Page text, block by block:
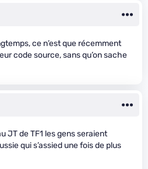
ce n’est que récemment
code source, sans qu’on sache
JT de TF1 les gens seraient
qui s’assied une fois de plus